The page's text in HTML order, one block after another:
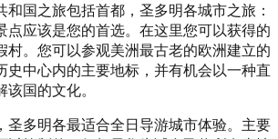
和国之旅包括首都，圣多明各城市之旅：
点应该是您的首选。在这里您可以获得的
村。您可以参观美洲最古老的欧洲建立的
史中心内的主要地标，并有机会以一种直
国的文化。
圣多明各最适合全日导游城市体验。主要